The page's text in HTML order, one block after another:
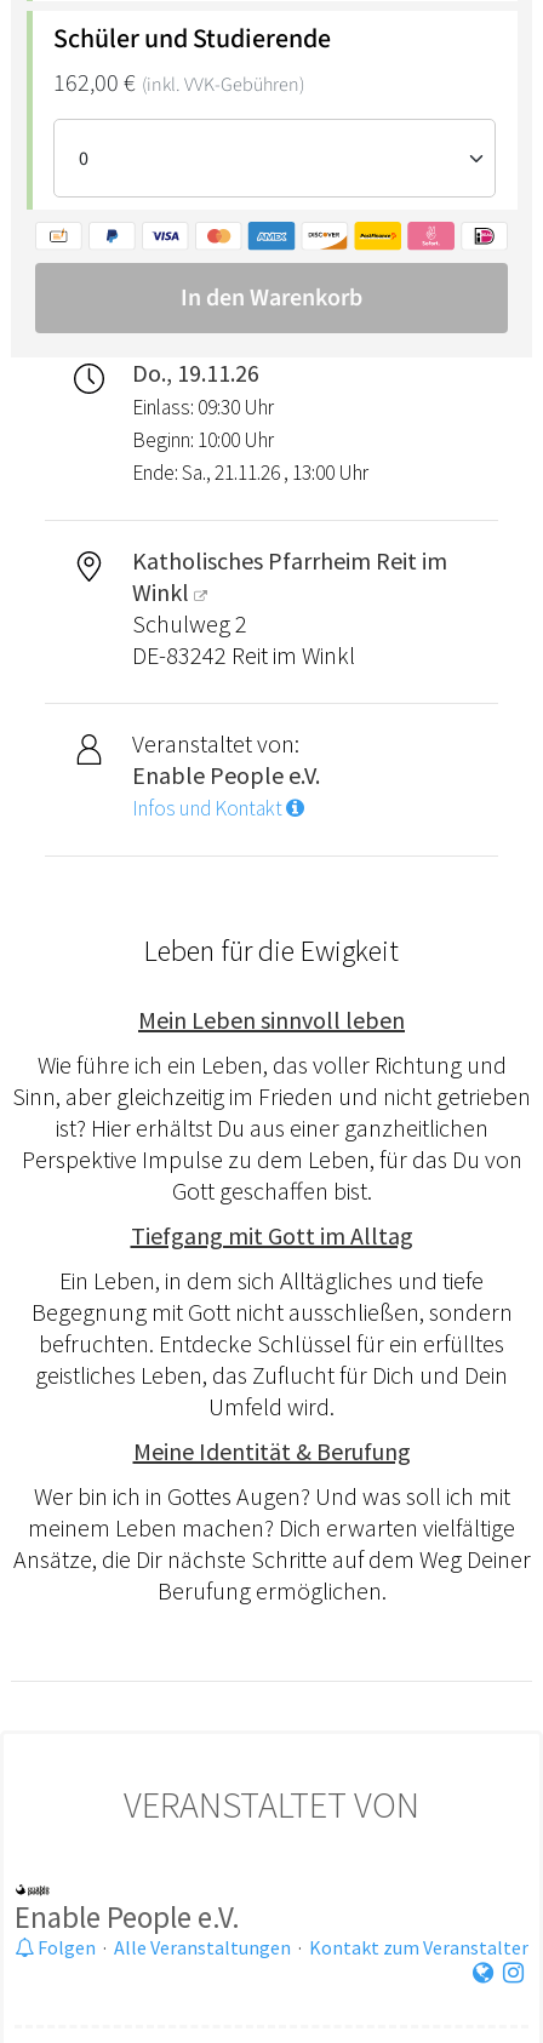
Do., 19.11.26
Einlass: 09:30 Uhr
Beginn: 10:00 Uhr
Ende: Sa., 21.11.26 , 13:00 Uhr
Katholisches Pfarrheim Reit im
Winkl
Schulweg 2
DE-83242 Reit im Winkl
Veranstaltet von:
Enable People e.V.
Infos und Kontakt
Leben für die Ewigkeit
Mein Leben sinnvoll leben
Wie führe ich ein Leben, das voller Richtung und
Sinn, aber gleichzeitig im Frieden und nicht getrieben
ist? Hier erhältst Du aus einer ganzheitlichen
Perspektive Impulse zu dem Leben, für das Du von
Gott geschaffen bist.
Tiefgang mit Gott im Alltag
Ein Leben, in dem sich Alltägliches und tiefe
Begegnung mit Gott nicht ausschließen, sondern
befruchten. Entdecke Schlüssel für ein erfülltes
geistliches Leben, das Zuflucht für Dich und Dein
Umfeld wird.
Meine Identität & Berufung
Wer bin ich in Gottes Augen? Und was soll ich mit
meinem Leben machen? Dich erwarten vielfältige
Ansätze, die Dir nächste Schritte auf dem Weg Deiner
Berufung ermöglichen.
VERANSTALTET VON
Enable People e.V.
Folgen · Alle Veranstaltungen · Kontakt zum Veranstalter